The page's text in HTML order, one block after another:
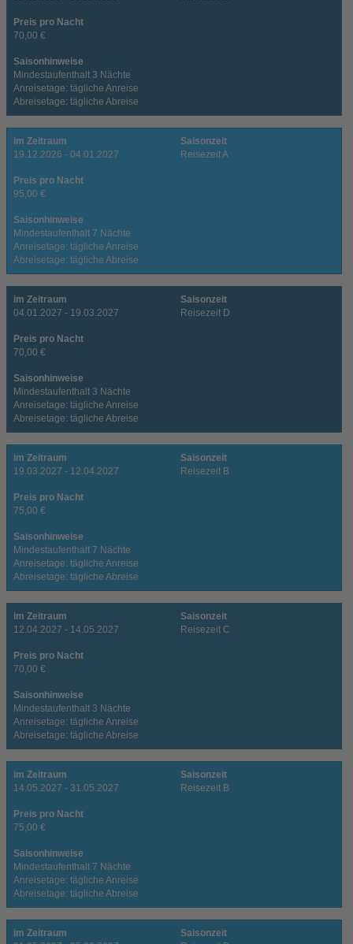
Preis pro Nacht
70,00 €
Saisonhinweise
Mindestaufenthalt 3 Nächte
Anreisetage: tägliche Anreise
Abreisetage: tägliche Abreise
im Zeitraum
19.12.2026 - 04.01.2027
Saisonzeit
Reisezeit A
Preis pro Nacht
95,00 €
Saisonhinweise
Mindestaufenthalt 7 Nächte
Anreisetage: tägliche Anreise
Abreisetage: tägliche Abreise
im Zeitraum
04.01.2027 - 19.03.2027
Saisonzeit
Reisezeit D
Preis pro Nacht
70,00 €
Saisonhinweise
Mindestaufenthalt 3 Nächte
Anreisetage: tägliche Anreise
Abreisetage: tägliche Abreise
im Zeitraum
19.03.2027 - 12.04.2027
Saisonzeit
Reisezeit B
Preis pro Nacht
75,00 €
Saisonhinweise
Mindestaufenthalt 7 Nächte
Anreisetage: tägliche Anreise
Abreisetage: tägliche Abreise
im Zeitraum
12.04.2027 - 14.05.2027
Saisonzeit
Reisezeit C
Preis pro Nacht
70,00 €
Saisonhinweise
Mindestaufenthalt 3 Nächte
Anreisetage: tägliche Anreise
Abreisetage: tägliche Abreise
im Zeitraum
14.05.2027 - 31.05.2027
Saisonzeit
Reisezeit B
Preis pro Nacht
75,00 €
Saisonhinweise
Mindestaufenthalt 7 Nächte
Anreisetage: tägliche Anreise
Abreisetage: tägliche Abreise
im Zeitraum
Saisonzeit